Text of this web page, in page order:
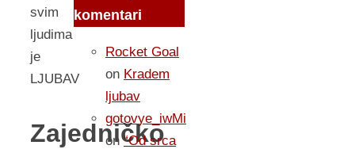
svim
ljudima
je
LJUBAV
Zajedničko
komentari
Rocket Goal
on Kradem
ljubav
gotovye_iwMi
on“Od srca